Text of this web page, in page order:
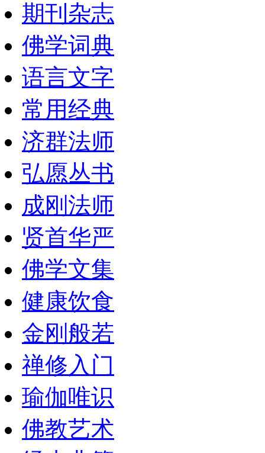
期刊杂志
佛学词典
语言文字
常用经典
济群法师
弘愿丛书
成刚法师
贤首华严
佛学文集
健康饮食
金刚般若
禅修入门
瑜伽唯识
佛教艺术